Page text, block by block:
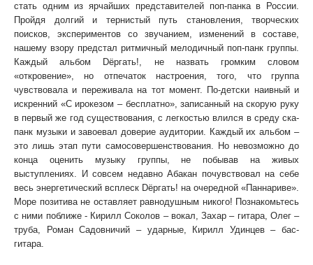
стать одним из ярчайших представителей поп-панка в России.
Пройдя долгий и тернистый путь становления, творческих
поисков, экспериментов со звучанием, изменений в составе,
нашему взору предстал ритмичный мелодичный поп-панк группы.
Каждый альбом Dёргать!, не назвать громким словом
«откровение», но отпечаток настроения, того, что группа
чувствовала и переживала на тот момент. По-детски наивный и
искренний «С ирокезом – бесплатно», записанный на скорую руку
в первый же год существования, с легкостью влился в среду ска-
панк музыки и завоевал доверие аудитории. Каждый их альбом –
это лишь этап пути самосовершенствования. Но невозможно до
конца оценить музыку группы, не побывав на живых
выступлениях. И совсем недавно Абакан почувствовал на себе
весь энергетический всплеск Dёргать! на очередной «Паннариве».
Море позитива не оставляет равнодушным никого! Познакомьтесь
с ними поближе - Кирилл Соколов – вокал, Захар – гитара, Олег –
труба, Роман Садовничий – ударные, Кирилл Удинцев – бас-
гитара.